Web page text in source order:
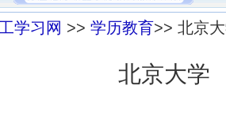
学习网 >> 学历教育>> 北京
北京大学